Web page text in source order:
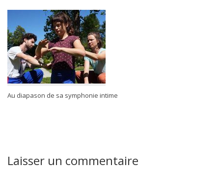
Au diapason de sa symphonie intime
Laisser un commentaire